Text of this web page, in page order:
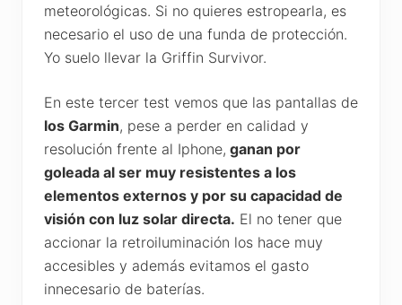
meteorológicas. Si no quieres estropearla, es
necesario el uso de una funda de protección.
Yo suelo llevar la Griffin Survivor.
En este tercer test vemos que las pantallas de
los Garmin, pese a perder en calidad y
resolución frente al Iphone, ganan por
goleada al ser muy resistentes a los
elementos externos y por su capacidad de
visión con luz solar directa. El no tener que
accionar la retroiluminación los hace muy
accesibles y además evitamos el gasto
innecesario de baterías.